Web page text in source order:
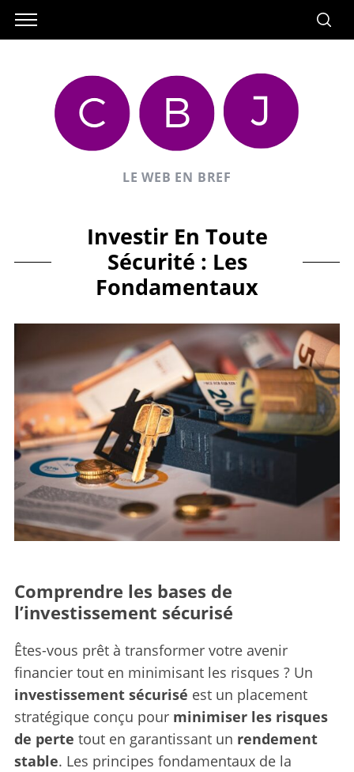
LE WEB EN BREF
Investir En Toute
Sécurité : Les
Fondamentaux
Comprendre les bases de
l’investissement sécurisé
Êtes-vous prêt à transformer votre avenir
financier tout en minimisant les risques ? Un
investissement sécurisé est un placement
stratégique conçu pour minimiser les risques
de perte tout en garantissant un rendement
stable. Les principes fondamentaux de la